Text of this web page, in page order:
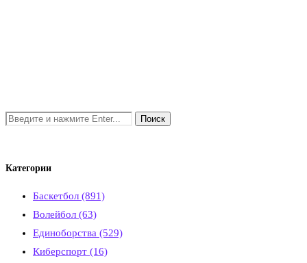
Категории
Баскетбол (891)
Волейбол (63)
Единоборства (529)
Киберспорт (16)